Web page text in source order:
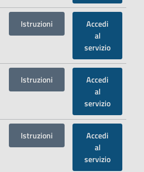
Istruzioni
Accedi
al
servizio
Istruzioni
Accedi
al
servizio
Istruzioni
Accedi
al
servizio